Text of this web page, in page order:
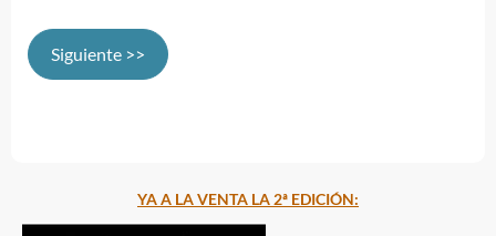
Siguiente >>
YA A LA VENTA LA 2ª EDICIÓN: